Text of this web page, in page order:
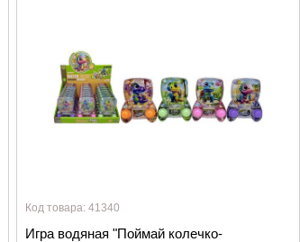
Код товара: 41340
Игра водяная "Поймай колечко-